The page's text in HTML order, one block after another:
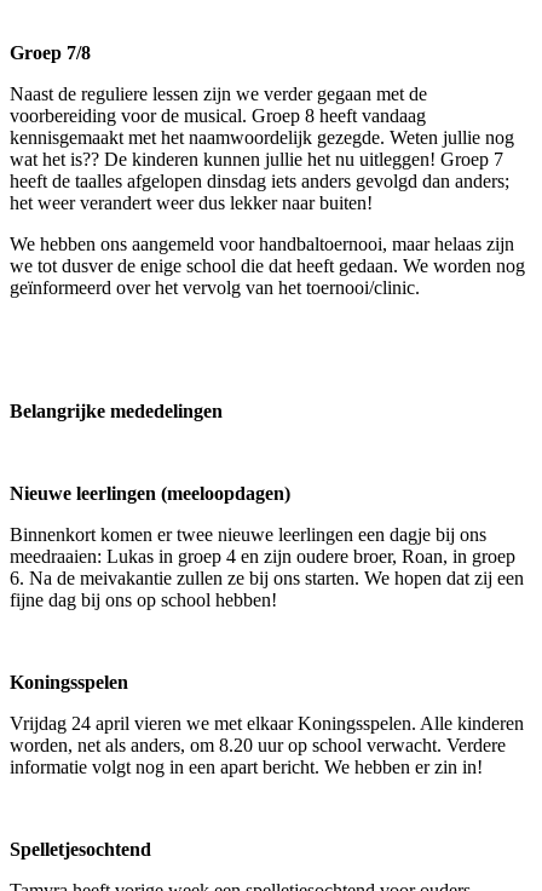
Groep 7/8
Naast de reguliere lessen zijn we verder gegaan met de
voorbereiding voor de musical. Groep 8 heeft vandaag
kennisgemaakt met het naamwoordelijk gezegde. Weten jullie nog
wat het is?? De kinderen kunnen jullie het nu uitleggen! Groep 7
heeft de taalles afgelopen dinsdag iets anders gevolgd dan anders;
het weer verandert weer dus lekker naar buiten!
We hebben ons aangemeld voor handbaltoernooi, maar helaas zijn
we tot dusver de enige school die dat heeft gedaan. We worden nog
geïnformeerd over het vervolg van het toernooi/clinic.
Belangrijke mededelingen
Nieuwe leerlingen (meeloopdagen)
Binnenkort komen er twee nieuwe leerlingen een dagje bij ons
meedraaien: Lukas in groep 4 en zijn oudere broer, Roan, in groep
6. Na de meivakantie zullen ze bij ons starten. We hopen dat zij een
fijne dag bij ons op school hebben!
Koningsspelen
Vrijdag 24 april vieren we met elkaar Koningsspelen. Alle kinderen
worden, net als anders, om 8.20 uur op school verwacht. Verdere
informatie volgt nog in een apart bericht. We hebben er zin in!
Spelletjesochtend